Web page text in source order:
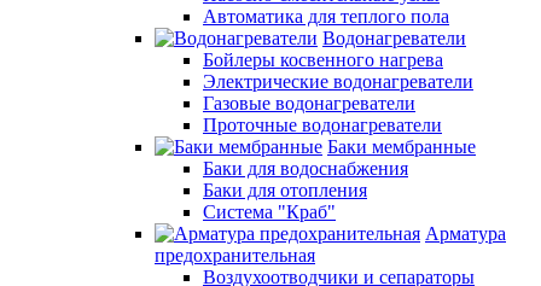
Автоматика для теплого пола
Водонагреватели
Бойлеры косвенного нагрева
Электрические водонагреватели
Газовые водонагреватели
Проточные водонагреватели
Баки мембранные
Баки для водоснабжения
Баки для отопления
Система "Краб"
Арматура
предохранительная
Воздухоотводчики и сепараторы